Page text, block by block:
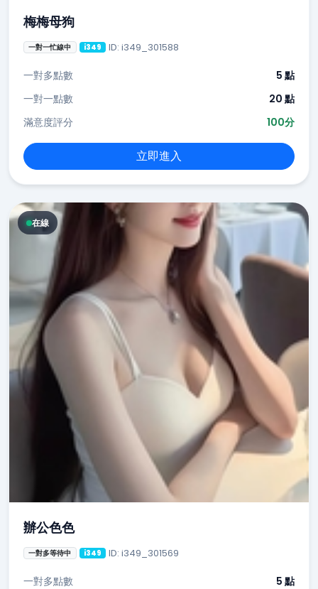
梅梅母狗
一對一忙線中 i349 ID: i349_301588
一對多點數
5 點
一對一點數
20 點
滿意度評分
100分
立即進入
在線
辦公色色
一對多等待中 i349 ID: i349_301569
一對多點數
5 點